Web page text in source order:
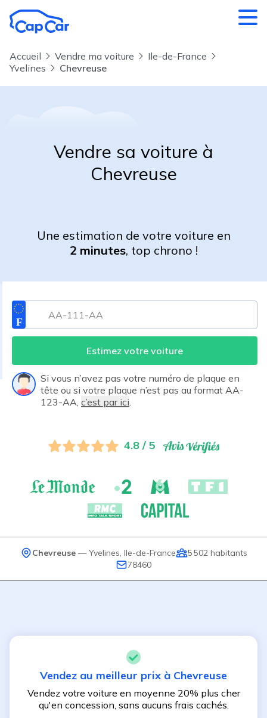
Accueil Vendre ma voiture
Ile-de-France
Yvelines
Chevreuse
Vendre sa voiture à
Chevreuse
Une estimation de votre voiture en
2 minutes, top chrono !
Estimez votre voiture
Si vous n’avez pas votre numéro de plaque en
tête ou si votre plaque n’est pas au format AA-
123-AA, c’est par ici
4.8 / 5
Chevreuse— Yvelines Ile-de-France 5 502 habitants
78460
Vendez au meilleur prix à Chevreuse
Vendez votre voiture en moyenne 20% plus cher
qu'en concession, sans aucuns frais cachés.